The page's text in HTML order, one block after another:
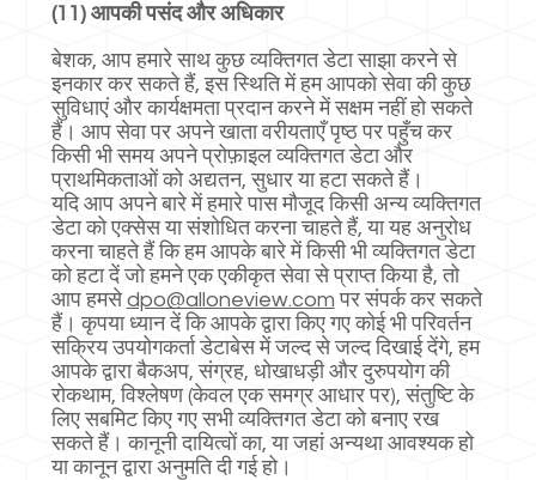
(11) आपकी पसंद और अधिकार
बेशक, आप हमारे साथ कुछ व्यक्तिगत डेटा साझा करने से
इनकार कर सकते हैं, इस स्थिति में हम आपको सेवा की कुछ
सुविधाएं और कार्यक्षमता प्रदान करने में सक्षम नहीं हो सकते
हैं। आप सेवा पर अपने खाता वरीयताएँ पृष्ठ पर पहुँच कर
किसी भी समय अपने प्रोफ़ाइल व्यक्तिगत डेटा और
प्राथमिकताओं को अद्यतन, सुधार या हटा सकते हैं।
यदि आप अपने बारे में हमारे पास मौजूद किसी अन्य व्यक्तिगत
डेटा को एक्सेस या संशोधित करना चाहते हैं, या यह अनुरोध
करना चाहते हैं कि हम आपके बारे में किसी भी व्यक्तिगत डेटा
को हटा दें जो हमने एक एकीकृत सेवा से प्राप्त किया है, तो
आप हमसेdpo@alloneview.com पर संपर्क कर सकते
हैं। कृपया ध्यान दें कि आपके द्वारा किए गए कोई भी परिवर्तन
सक्रिय उपयोगकर्ता डेटाबेस में जल्द से जल्द दिखाई देंगे, हम
आपके द्वारा बैकअप, संग्रह, धोखाधड़ी और दुरुपयोग की
रोकथाम, विश्लेषण (केवल एक समग्र आधार पर), संतुष्टि के
लिए सबमिट किए गए सभी व्यक्तिगत डेटा को बनाए रख
सकते हैं। कानूनी दायित्वों का, या जहां अन्यथा आवश्यक हो
या कानून द्वारा अनुमति दी गई हो।